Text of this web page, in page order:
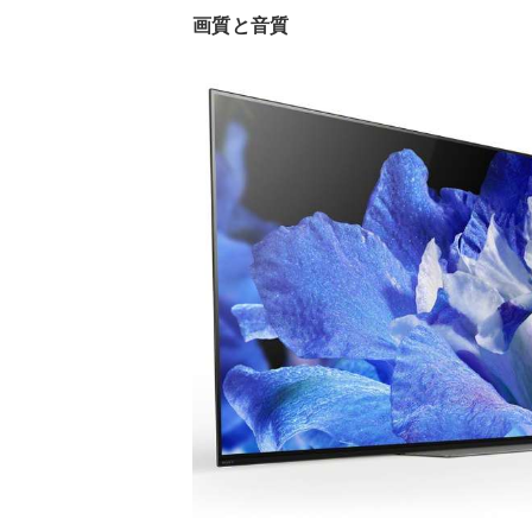
画質と音質